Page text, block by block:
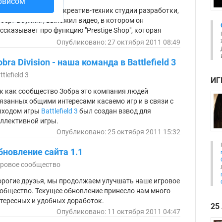
Октября, ведущий креатив-техник студии разработки,
Боулинг, выложил видео, в котором он
про функцию "Prestige Shop", которая
доступна только в Multiplayer.
Опубликовано: 27 октября 2011 08:49
Division - наша команда в Battlefield 3
3
как сообщество Зобра это компания людей
общими интересами касаемо игр и в связи с
игры Battlefield 3 был создан взвод для
игры.
Опубликовано: 25 октября 2011 15:32
сайта 1.1
сообщество
друзья, мы продолжаем улучшать наше игровое
Текущее обновление принесло нам много
и удобных доработок.
Опубликовано: 11 октября 2011 04:47
25